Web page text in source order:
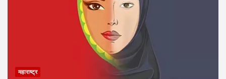
महाराष्ट्र